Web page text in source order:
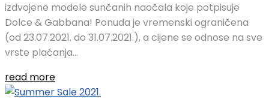
izdvojene modele sunčanih naočala koje potpisuje
Dolce & Gabbana! Ponuda je vremenski ograničena
(od 23.07.2021. do 31.07.2021.), a cijene se odnose na sve
vrste plaćanja...
read more